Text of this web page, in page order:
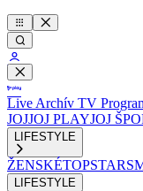
Live Archív TV
JOJJOJ PLAYJOJ
LIFESTYLE
ŽENSKÉTOPSTAR
LIFESTYLE